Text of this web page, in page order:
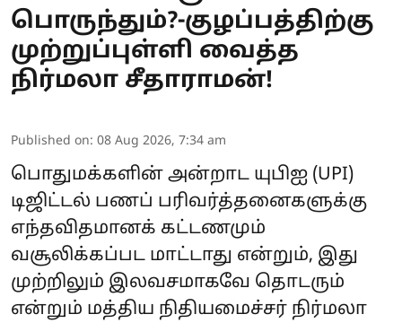
பொருந்தும்?-குழப்பத்திற்கு
முற்றுப்புள்ளி வைத்த
நிர்மலா சீதாராமன்!
Published on: 08 Aug 2026, 7:34 am
பொதுமக்களின் அன்றாட யுபிஐ (UPI)
டிஜிட்டல் பணப் பரிவர்த்தனைகளுக்கு
எந்தவிதமானக் கட்டணமும்
வசூலிக்கப்பட மாட்டாது என்றும், இது
முற்றிலும் இலவசமாகவே தொடரும்
என்றும் மத்திய நிதியமைச்சர் நிர்மலா